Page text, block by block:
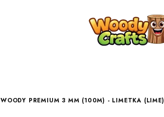
WOODY PREMIUM 3 MM (100M) - LIMETKA (LIME)